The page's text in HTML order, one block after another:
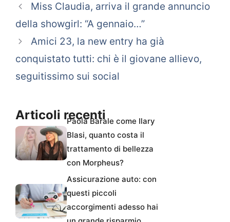
Miss Claudia, arriva il grande annuncio
della showgirl: “A gennaio…”
Amici 23, la new entry ha già
conquistato tutti: chi è il giovane allievo,
seguitissimo sui social
Articoli recentiPaola Barale come Ilary
Blasi, quanto costa il
trattamento di bellezza
con Morpheus?
Assicurazione auto: con
questi piccoli
accorgimenti adesso hai